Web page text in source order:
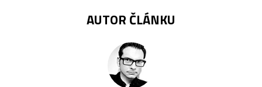
AUTOR ČLÁNKU